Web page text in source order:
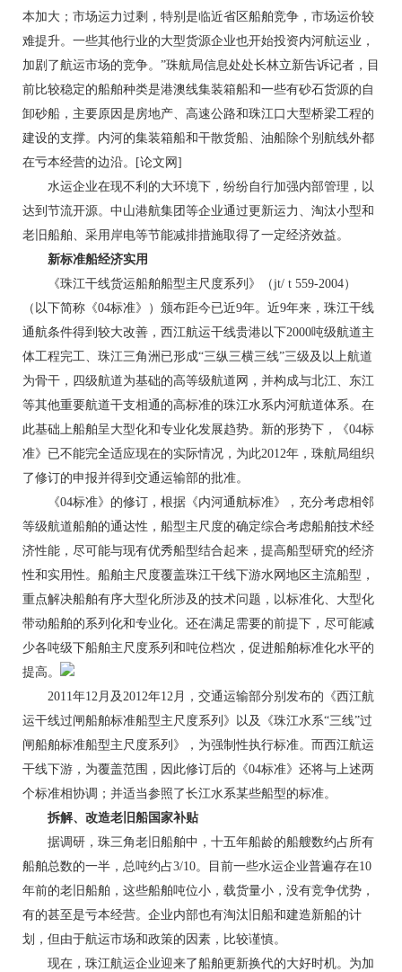
本加大；市场运力过剩，特别是临近省区船舶竞争，市场运价较
难提升。一些其他行业的大型货源企业也开始投资内河航运业，
加剧了航运市场的竞争。”珠航局信息处处长林立新告诉记者，目
前比较稳定的船舶种类是港澳线集装箱船和一些有砂石货源的自
卸砂船，主要原因是房地产、高速公路和珠江口大型桥梁工程的
建设的支撑。内河的集装箱船和干散货船、油船除个别航线外都
在亏本经营的边沿。[论文网]
水运企业在现不利的大环境下，纷纷自行加强内部管理，以
达到节流开源。中山港航集团等企业通过更新运力、淘汰小型和
老旧船舶、采用岸电等节能减排措施取得了一定经济效益。
新标准船经济实用
《珠江干线货运船舶船型主尺度系列》（jt/ t 559-2004）
（以下简称《04标准》）颁布距今已近9年。近9年来，珠江干线
通航条件得到较大改善，西江航运干线贵港以下2000吨级航道主
体工程完工、珠江三角洲已形成“三纵三横三线”三级及以上航道
为骨干，四级航道为基础的高等级航道网，并构成与北江、东江
等其他重要航道干支相通的高标准的珠江水系内河航道体系。在
此基础上船舶呈大型化和专业化发展趋势。新的形势下，《04标
准》已不能完全适应现在的实际情况，为此2012年，珠航局组织
了修订的申报并得到交通运输部的批准。
《04标准》的修订，根据《内河通航标准》，充分考虑相邻
等级航道船舶的通达性，船型主尺度的确定综合考虑船舶技术经
济性能，尽可能与现有优秀船型结合起来，提高船型研究的经济
性和实用性。船舶主尺度覆盖珠江干线下游水网地区主流船型，
重点解决船舶有序大型化所涉及的技术问题，以标准化、大型化
带动船舶的系列化和专业化。还在满足需要的前提下，尽可能减
少各吨级下船舶主尺度系列和吨位档次，促进船舶标准化水平的
提高。
2011年12月及2012年12月，交通运输部分别发布的《西江航
运干线过闸船舶标准船型主尺度系列》以及《珠江水系“三线”过
闸船舶标准船型主尺度系列》，为强制性执行标准。而西江航运
干线下游，为覆盖范围，因此修订后的《04标准》还将与上述两
个标准相协调；并适当参照了长江水系某些船型的标准。
拆解、改造老旧船国家补贴
据调研，珠三角老旧船舶中，十五年船龄的船艘数约占所有
船舶总数的一半，总吨约占3/10。目前一些水运企业普遍存在10
年前的老旧船舶，这些船舶吨位小，载货量小，没有竞争优势，
有的甚至是亏本经营。企业内部也有淘汰旧船和建造新船的计
划，但由于航运市场和政策的因素，比较谨慎。
现在，珠江航运企业迎来了船舶更新换代的大好时机。为加